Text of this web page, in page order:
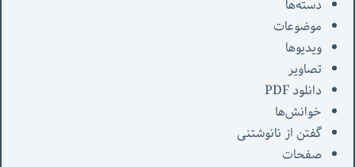
دسته‌ها
موضوعات
ویدیوها
تصاویر
دانلود PDF
خوانش‌ها
گفتن از نانوشتنی
صفحات